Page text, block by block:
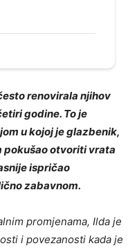
renovirala njihov
godine. To je
u kojoj je glazbenik,
pokušao otvoriti vrata
ispričao
zabavnom.
promjenama, Ilda je
i povezanosti kada je